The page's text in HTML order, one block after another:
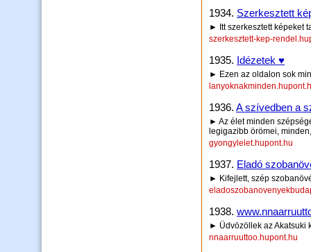
1934. Szerkesztett
► Itt szerkesztett képeket
szerkesztett-kep-
1935. Idézetek ♥
► Ezen az oldalon sok
1936. A szívedben a
► Az élet minden
legigazibb örömei,
gyongylelet.hupont.hu
1937. Eladó
► Kifejlett, szép
1938.
► Üdvözöllek az Akatsuki
nnaarruuttoo.hupont.hu